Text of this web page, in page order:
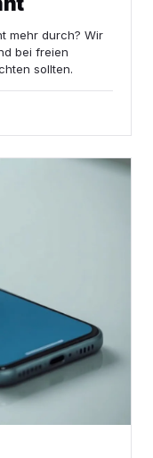
mehr durch? Wir
bei freien
sollten.